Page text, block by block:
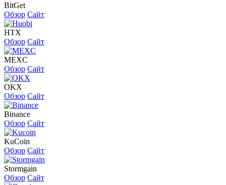
BitGet
Обзор Сайт
HTX
Обзор Сайт
MEXC
Обзор Сайт
OKX
Обзор Сайт
Binance
Обзор Сайт
KuCoin
Обзор Сайт
Stormgain
Обзор Сайт